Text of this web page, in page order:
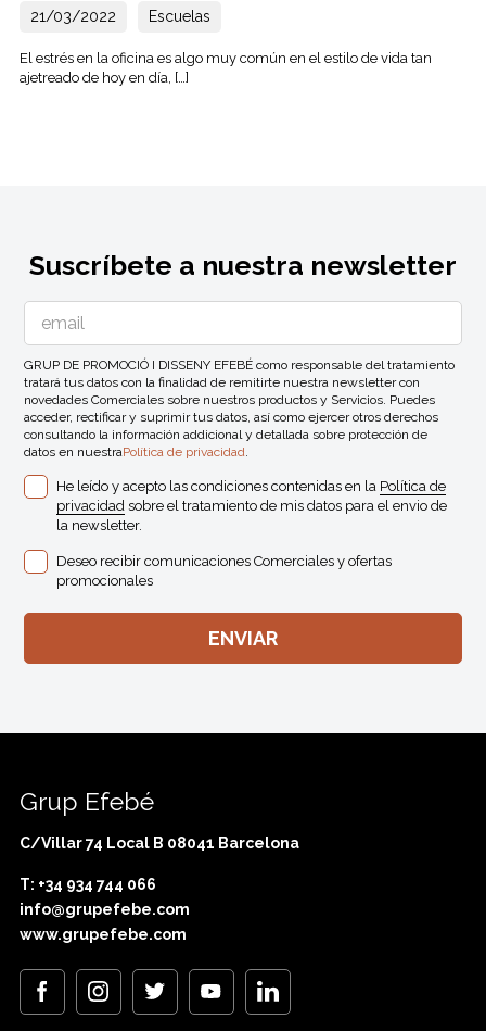
21/03/2022 Escuelas
El estrés en la oficina es algo muy común en el estilo de vida tan
ajetreado de hoy en día, […]
Suscríbete a nuestra newsletter
GRUP DE PROMOCIÓ I DISSENY EFEBÉ como responsable del tratamiento
tratará tus datos con la finalidad de remitirte nuestra newsletter con
novedades Comerciales sobre nuestros productos y Servicios. Puedes
acceder, rectificar y suprimir tus datos, así como ejercer otros derechos
consultando la información addicional y detallada sobre protección de
datos en nuestraPolítica de privacidad.
He leído y acepto las condiciones contenidas en la Política de
privacidad sobre el tratamiento de mis datos para el envio de
la newsletter.
Deseo recibir comunicaciones Comerciales y ofertas
promocionales
Grup Efebé
C/Villar 74 Local B 08041 Barcelona
T: +34 934 744 066
info@grupefebe.com
www.grupefebe.com